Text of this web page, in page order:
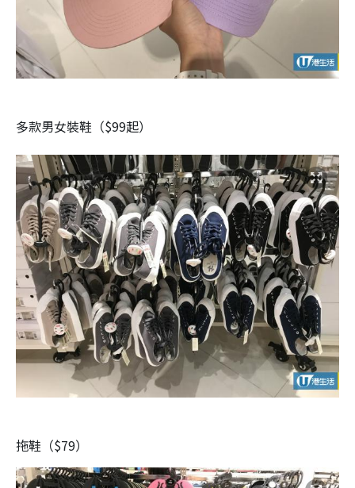
多款男女裝鞋（$99起）
拖鞋（$79）